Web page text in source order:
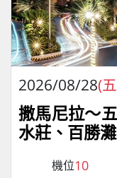
2026/08/28(
撒馬尼拉～
水莊、百勝
機位10